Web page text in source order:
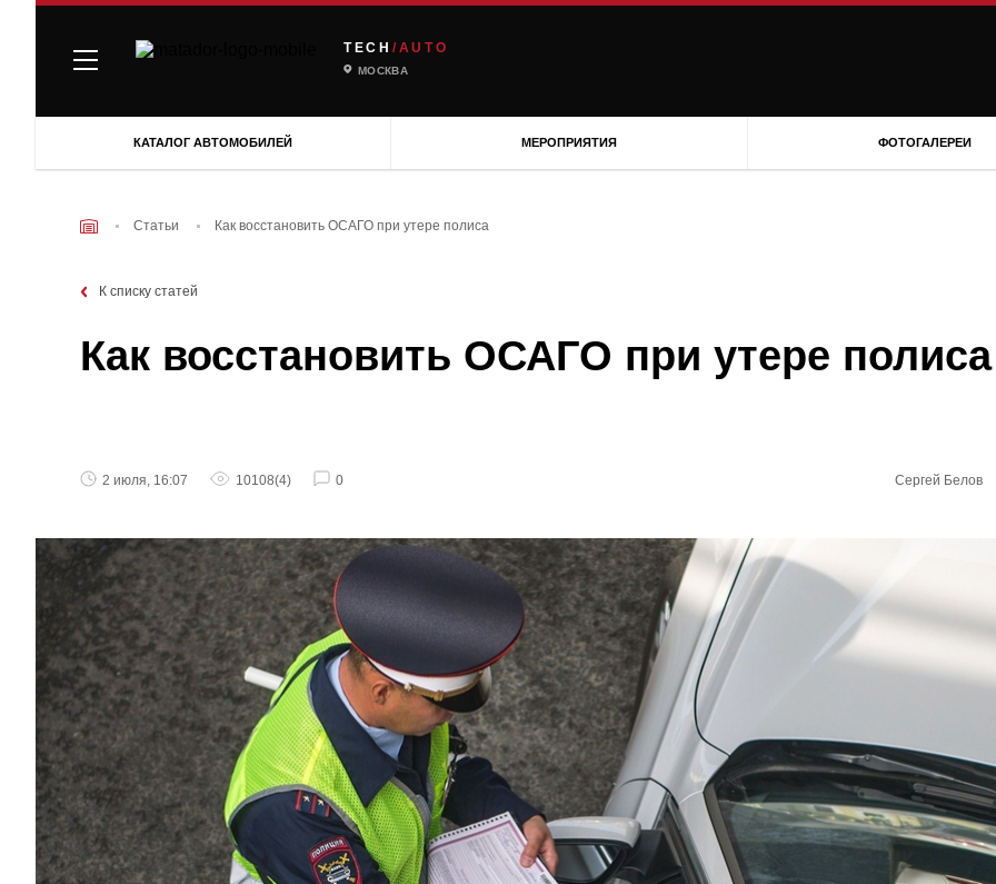
TECH /AUTO
МОСКВА
КАТАЛОГ АВТОМОБИЛЕЙ МЕРОПРИЯТИЯ ФОТОГАЛЕРЕИ
Статьи Как восстановить ОСАГО при утере полиса
К списку статей
Как восстановить ОСАГО при утере полиса
2 июля, 16:07 10108(4) 0 Сергей Белов